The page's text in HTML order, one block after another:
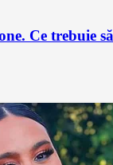
Ce trebuie